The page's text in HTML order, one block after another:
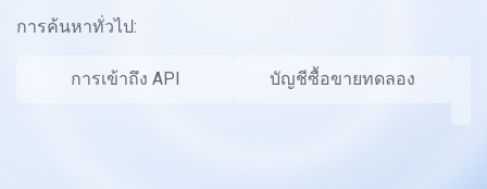
การค้นหาทั่วไป:
การเข้าถึง API บัญชีซื้อขายทดลอง